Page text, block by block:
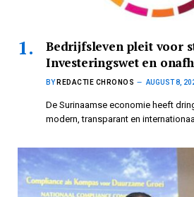
Bedrijfsleven pleit voor
Investeringswet en
BY REDACTIE CHRONOS AUGUST 8,
De Surinaamse economie heeft
modern, transparant en